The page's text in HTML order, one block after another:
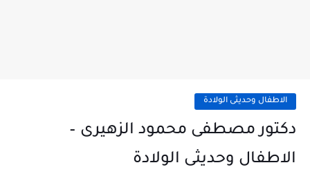
الاطفال وحديثى الولادة
دكتور مصطفى محمود الزهيرى –
الاطفال وحديثى الولادة